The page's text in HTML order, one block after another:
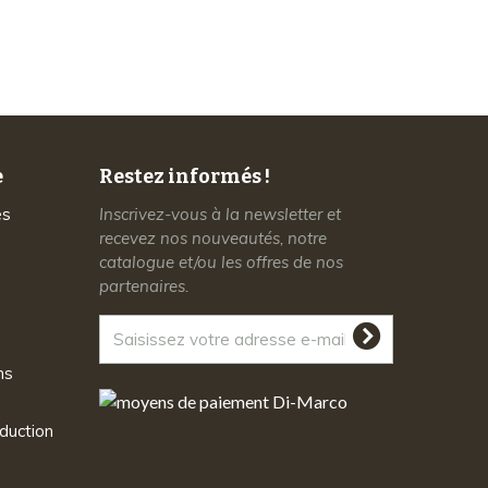
Restez informés !
Inscrivez-vous à la newsletter et
recevez nos nouveautés, notre
catalogue et/ou les offres de nos
partenaires.